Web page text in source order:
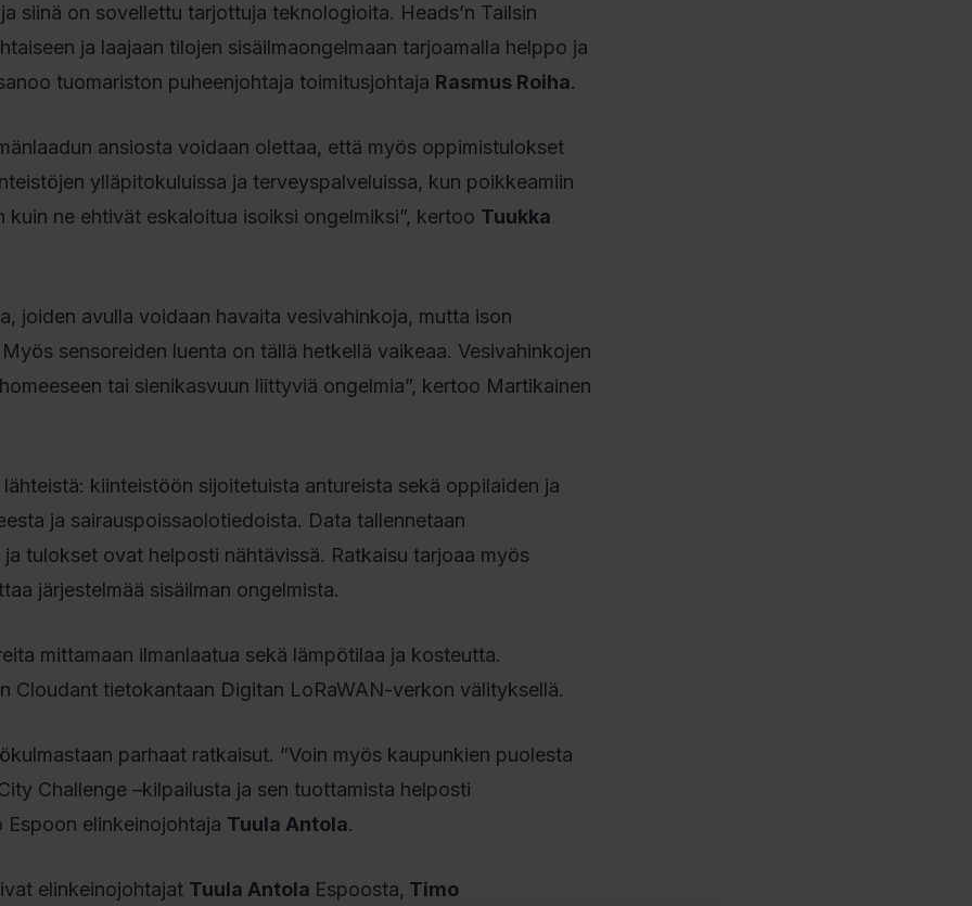
siinä on sovellettu tarjottuja teknologioita. Heads’n Tailsin
ja laajaan tilojen sisäilmaongelmaan tarjoamalla helppo ja
tuomariston puheenjohtaja toimitusjohtaja Rasmus Roiha.
ansiosta voidaan olettaa, että myös oppimistulokset
ylläpitokuluissa ja terveyspalveluissa, kun poikkeamiin
ne ehtivät eskaloitua isoiksi ongelmiksi”, kertoo Tuukka
joiden avulla voidaan havaita vesivahinkoja, mutta ison
sensoreiden luenta on tällä hetkellä vaikeaa. Vesivahinkojen
tai sienikasvuun liittyviä ongelmia”, kertoo Martikainen
kiinteistöön sijoitetuista antureista sekä oppilaiden ja
ja sairauspoissaolotiedoista. Data tallennetaan
tulokset ovat helposti nähtävissä. Ratkaisu tarjoaa myös
järjestelmää sisäilman ongelmista.
mittamaan ilmanlaatua sekä lämpötilaa ja kosteutta.
Cloudant tietokantaan Digitan LoRaWAN-verkon välityksellä.
parhaat ratkaisut. ”Voin myös kaupunkien puolesta
Challenge –kilpailusta ja sen tuottamista helposti
elinkeinojohtaja Tuula Antola.
elinkeinojohtajat Tuula Antola Espoosta, Timo